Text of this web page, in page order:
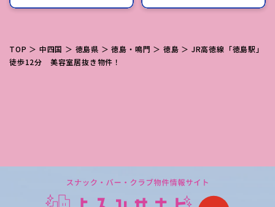
TOP ＞ 中四国 ＞ 徳島県 ＞徳島・鳴門 ＞ 徳島 ＞ JR高徳線「徳島駅」
徒歩12分 美容室居抜き物件！